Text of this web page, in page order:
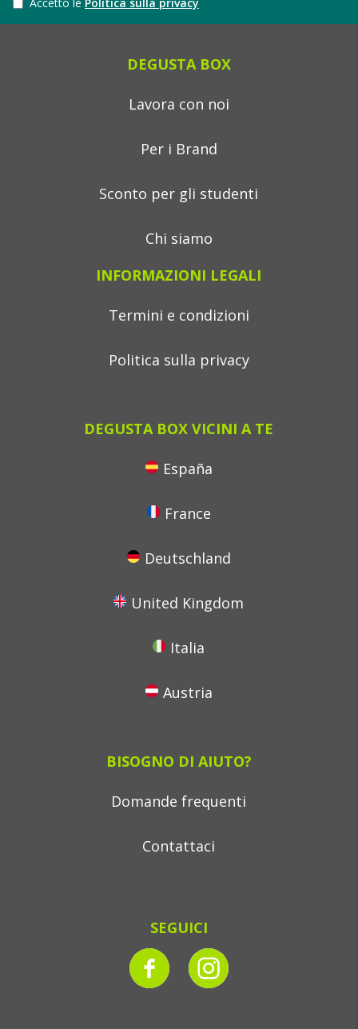
DEGUSTA BOX
Lavora con noi
Per i Brand
Sconto per gli studenti
Chi siamo
INFORMAZIONI LEGALI
Termini e condizioni
Politica sulla privacy
DEGUSTA BOX VICINI A TE
España
France
Deutschland
United Kingdom
Italia
Austria
BISOGNO DI AIUTO?
Domande frequenti
Contattaci
SEGUICI